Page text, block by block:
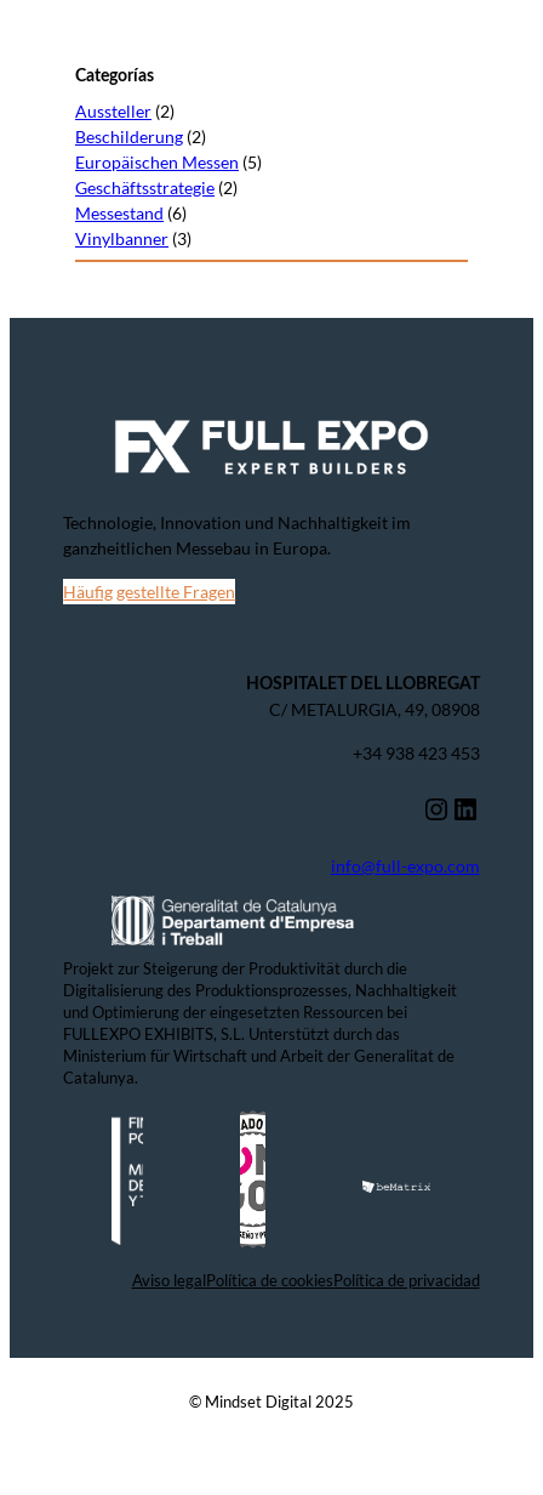
Categorías
Aussteller (2)
Beschilderung (2)
Europäischen Messen (5)
Geschäftsstrategie (2)
Messestand (6)
Vinylbanner (3)
Technologie, Innovation und Nachhaltigkeit im
ganzheitlichen Messebau in Europa.
Häufig gestellte Fragen
HOSPITALET DEL LLOBREGAT
C/ METALURGIA, 49, 08908
+34 938 423 453
Instagram LinkedIn
info@full-expo.com
Projekt zur Steigerung der Produktivität durch die
Digitalisierung des Produktionsprozesses, Nachhaltigkeit
und Optimierung der eingesetzten Ressourcen bei
FULLEXPO EXHIBITS, S.L. Unterstützt durch das
Ministerium für Wirtschaft und Arbeit der Generalitat de
Catalunya.
Aviso legalPolítica de cookiesPolítica de privacidad
© Mindset Digital 2025